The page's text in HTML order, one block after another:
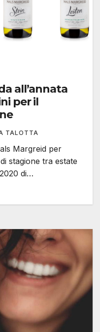
all’annata
per il
TALOTTA
Margreid per
stagione tra estate
di…